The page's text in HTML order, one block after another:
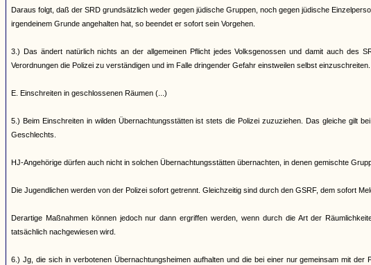
Daraus folgt, daß der SRD grundsätzlich weder gegen jüdische Gruppen, noch gegen jüdische
irgendeinem Grunde angehalten hat, so beendet er sofort sein Vorgehen.
3.) Das ändert natürlich nichts an der allgemeinen Pflicht jedes Volksgenossen und damit auch des
Verordnungen die Polizei zu verständigen und im Falle dringender Gefahr einstweilen selbst
E. Einschreiten in geschlossenen Räumen (...)
5.) Beim Einschreiten in wilden Übernachtungsstätten ist stets die Polizei zuzuziehen. Das gleiche gilt
Geschlechts.
HJ-Angehörige dürfen auch nicht in solchen Übernachtungsstätten übernachten, in denen gemischte
Die Jugendlichen werden von der Polizei sofort getrennt. Gleichzeitig sind durch den GSRF, dem sofort
Derartige Maßnahmen können jedoch nur dann ergriffen werden, wenn durch die Art der
tatsächlich nachgewiesen wird.
6.) Jg, die sich in verbotenen Übernachtungsheimen aufhalten und die bei einer nur gemeinsam mit